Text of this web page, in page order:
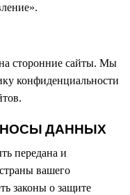
сторонние сайты. Мы
конфиденциальности
ДАННЫХ
передана и
вашего
законы о защите